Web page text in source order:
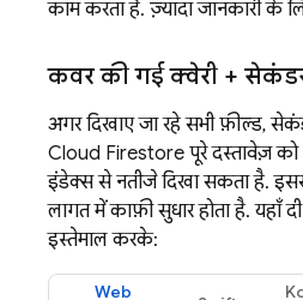
काम करता है. ज़्यादा जानकारी के
कवर की गई क्वेरी +
अगर दिखाए जा रहे सभी फ़ील्ड,
Cloud Firestore पूरे दस्तावेज़
इंडेक्स से नतीजे दिखा सकता है.
लागत में काफ़ी सुधार होता है. यहाँ
इस्तेमाल करके:
Web